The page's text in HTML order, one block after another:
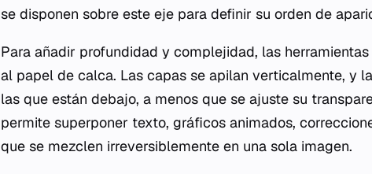
se disponen sobre este eje para definir su orden de
Para añadir profundidad y complejidad, las
al papel de calca. Las capas se apilan verticalmente, y
las que están debajo, a menos que se ajuste su
permite superponer texto, gráficos animados,
que se mezclen irreversiblemente en una sola imagen.